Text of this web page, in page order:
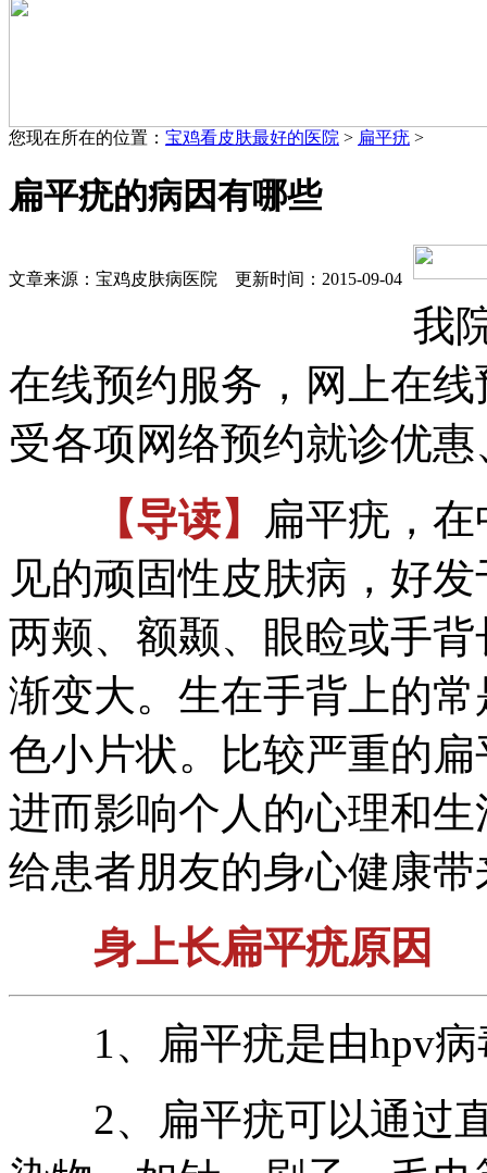
您现在所在的位置： 宝鸡看皮肤最好的医院 > 扁平疣 >
扁平疣的病因有哪些
文章来源：宝鸡皮肤病医院 更新时间：2015-09-04
我
在线预约服务，网上在
受各项网络预约就诊优
【导读】
扁平疣，
见的顽固性皮肤病，好
两颊、额颞、眼睑或手
渐变大。生在手背上的
色小片状。比较严重的
进而影响个人的心理和
给患者朋友的身心健康
身上长扁平疣原因
1、扁平疣是由hpv病
2、扁平疣可以通过直